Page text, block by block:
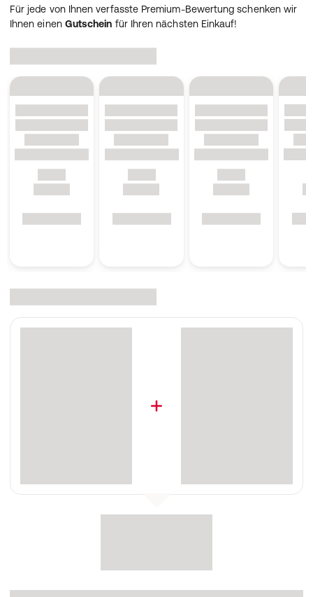
Für jede von Ihnen verfasste Premium-Bewertung schenken wir
Ihnen einen Gutschein für Ihren nächsten Einkauf!